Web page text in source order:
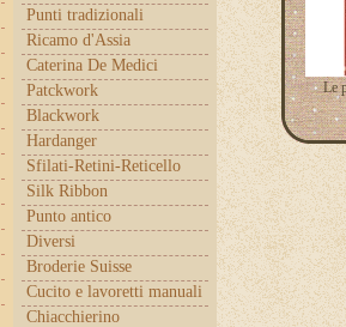
Punti tradizionali
Ricamo d'Assia
Caterina De Medici
Patckwork
Blackwork
Hardanger
Sfilati-Retini-Reticello
Silk Ribbon
Punto antico
Diversi
Broderie Suisse
Cucito e lavoretti manuali
Chiacchierino
Le